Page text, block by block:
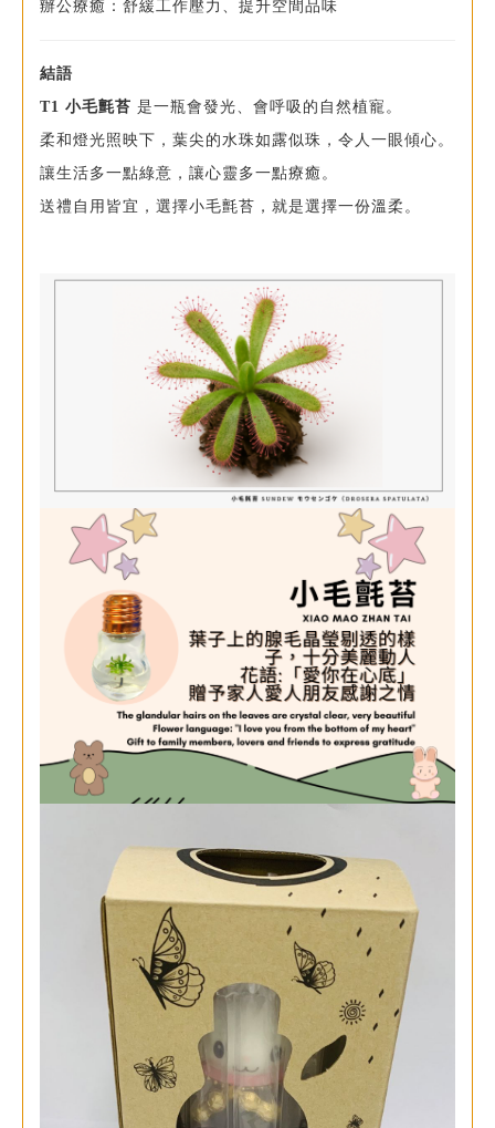
辦公療癒：舒緩工作壓力、提升空間品味
結語
T1 小毛氈苔 是一瓶會發光、會呼吸的自然植寵。
柔和燈光照映下，葉尖的水珠如露似珠，令人一眼傾心。
讓生活多一點綠意，讓心靈多一點療癒。
送禮自用皆宜，選擇小毛氈苔，就是選擇一份溫柔。